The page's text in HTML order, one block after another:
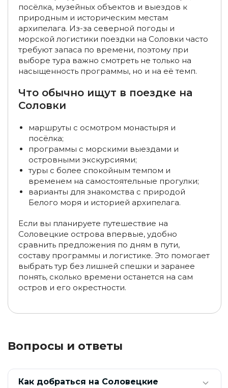
посёлка, музейных объектов и выездов к
природным и историческим местам
архипелага. Из-за северной погоды и
морской логистики поездки на Соловки часто
требуют запаса по времени, поэтому при
выборе тура важно смотреть не только на
насыщенность программы, но и на её темп.
Что обычно ищут в поездке на
Соловки
маршруты с осмотром монастыря и
посёлка;
программы с морскими выездами и
островными экскурсиями;
туры с более спокойным темпом и
временем на самостоятельные прогулки;
варианты для знакомства с природой
Белого моря и историей архипелага.
Если вы планируете путешествие на
Соловецкие острова впервые, удобно
сравнить предложения по дням в пути,
составу программы и логистике. Это помогает
выбрать тур без лишней спешки и заранее
понять, сколько времени останется на сам
остров и его окрестности.
Вопросы и ответы
Как добраться на Соловецкие